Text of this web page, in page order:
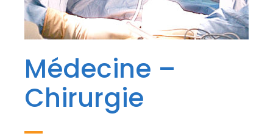
Médecine –
Chirurgie